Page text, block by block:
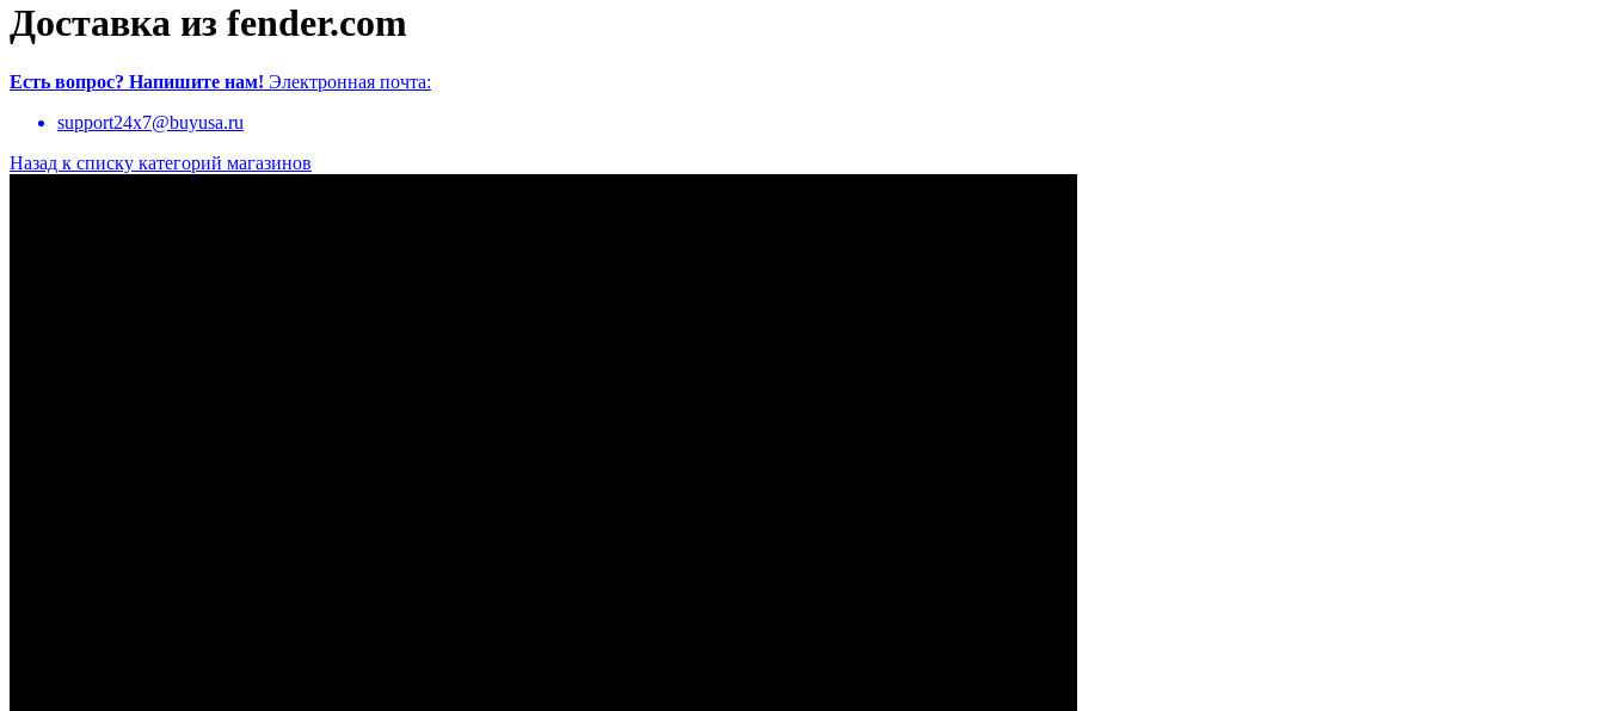
Доставка из fender.com
Есть вопрос? Напишите нам! Электронная почта:
support24x7@buyusa.ru
Назад к списку категорий магазинов